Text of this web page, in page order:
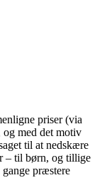
priser (via
med det motiv
til at nedskære
– til børn, og tillige
præstere